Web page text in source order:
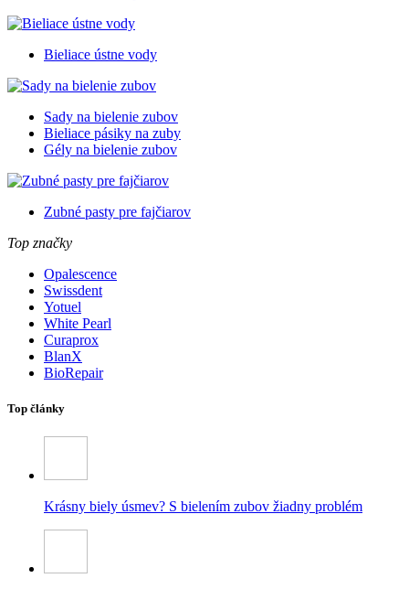
Bieliace ústne vody
Sady na bielenie zubov
Bieliace pásiky na zuby
Gély na bielenie zubov
Zubné pasty pre fajčiarov
Top značky
Opalescence
Swissdent
Yotuel
White Pearl
Curaprox
BlanX
BioRepair
Top články
Krásny biely úsmev? S bielením zubov žiadny problém